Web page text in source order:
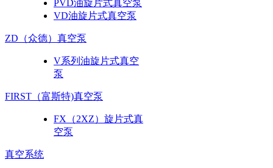
PVD油旋片式真空泵
VD油旋片式真空泵
ZD（众德）真空泵
V系列油旋片式真空
泵
FIRST（富斯特)真空泵
FX（2XZ）旋片式真
空泵
真空系统